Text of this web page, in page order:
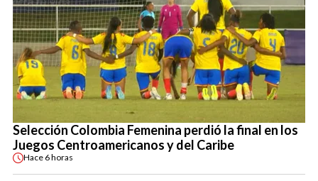
Selección Colombia Femenina perdió la final en los
Juegos Centroamericanos y del Caribe
Hace 6 horas